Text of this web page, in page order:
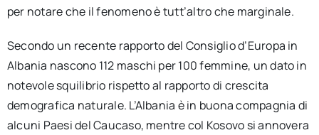
per notare che il fenomeno è tutt’altro che marginale.
Secondo un recente rapporto del Consiglio d’Europa in
Albania nascono 112 maschi per 100 femmine, un dato in
notevole squilibrio rispetto al rapporto di crescita
demografica naturale. L’Albania è in buona compagnia di
alcuni Paesi del Caucaso, mentre col Kosovo si annovera